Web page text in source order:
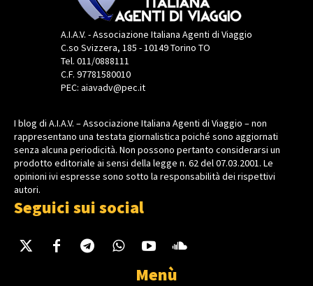
A.I.A.V. - Associazione Italiana Agenti di Viaggio
C.so Svizzera, 185 - 10149 Torino TO
Tel. 011/0888111
C.F. 97781580010
PEC: aiavadv@pec.it
I blog di A.I.A.V. – Associazione Italiana Agenti di Viaggio – non
rappresentano una testata giornalistica poiché sono aggiornati
senza alcuna periodicità. Non possono pertanto considerarsi un
prodotto editoriale ai sensi della legge n. 62 del 07.03.2001. Le
opinioni ivi espresse sono sotto la responsabilità dei rispettivi
autori.
Seguici sui social
Menù